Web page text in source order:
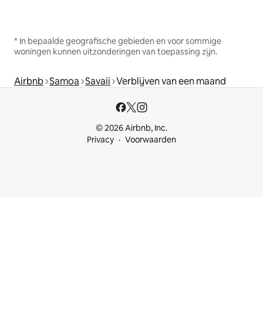
* In bepaalde geografische gebieden en voor sommige
woningen kunnen uitzonderingen van toepassing zijn.
Airbnb Samoa Savaii Verblijven van een maand
© 2026 Airbnb, Inc.
Privacy
Voorwaarden